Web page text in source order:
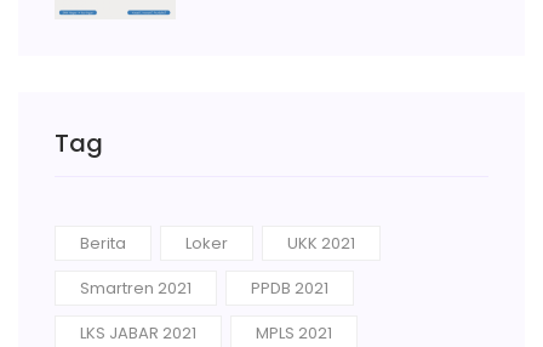
Tag
Berita Loker
UKK 2021
Smartren 2021
PPDB 2021
LKS JABAR 2021
MPLS 2021